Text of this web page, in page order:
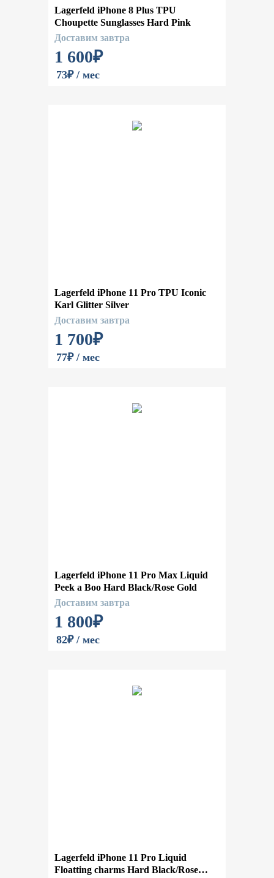
Lagerfeld iPhone 8 Plus TPU
Choupette Sunglasses Hard Pink
Доставим завтра
1 600₽
73₽ / мес
Lagerfeld iPhone 11 Pro TPU Iconic
Karl Glitter Silver
Доставим завтра
1 700₽
77₽ / мес
Lagerfeld iPhone 11 Pro Max Liquid
Peek a Boo Hard Black/Rose Gold
Доставим завтра
1 800₽
82₽ / мес
Lagerfeld iPhone 11 Pro Liquid
Floatting charms Hard Black/Rose